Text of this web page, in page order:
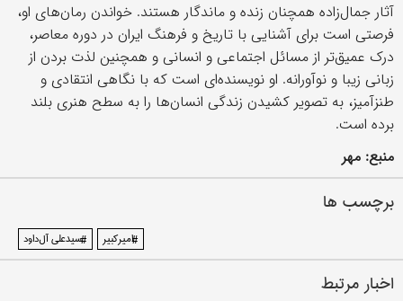
آثار جمال‌زاده همچنان زنده و ماندگار هستند. خواندن رمان‌های او،
فرصتی است برای آشنایی با تاریخ و فرهنگ ایران در دوره معاصر،
درک عمیق‌تر از مسائل اجتماعی و انسانی و همچنین لذت بردن از
زبانی زیبا و نوآورانه. او نویسنده‌ای است که با نگاهی انتقادی و
طنزآمیز، به تصویر کشیدن زندگی انسان‌ها را به سطح هنری بلند
برده است.
منبع: مهر
برچسب ها
#امیرکبیر #سیدعلی آل‌داود
اخبار مرتبط